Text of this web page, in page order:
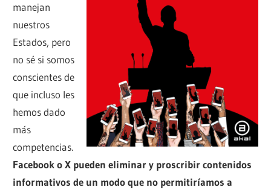
manejan
nuestros
Estados, pero
no sé si somos
conscientes de
que incluso les
hemos dado
más
competencias.
Facebook o X pueden eliminar y proscribir contenidos
informativos de un modo que no permitiríamos a